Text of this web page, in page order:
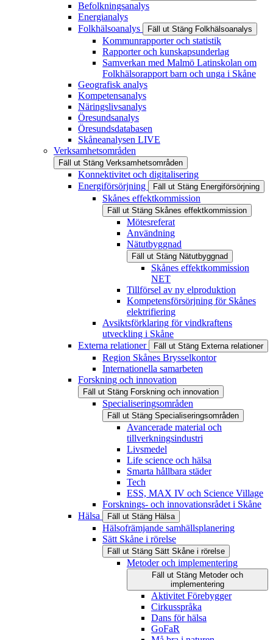
Befolkningsanalys
Energianalys
Folkhälsoanalys
Fäll ut Stäng Folkhälsoanalys
Kommunrapporter och statistik
Rapporter och kunskapsunderlag
Samverkan med Malmö Latinskolan om
Folkhälsorapport barn och unga i Skåne
Geografisk analys
Kompetensanalys
Näringslivsanalys
Öresundsanalys
Öresundsdatabasen
Skåneanalysen LIVE
Verksamhetsområden
Fäll ut Stäng Verksamhetsområden
Konnektivitet och digitalisering
Energiförsörjning
Fäll ut Stäng Energiförsörjning
Skånes effektkommission
Fäll ut Stäng Skånes effektkommission
Mötesreferat
Användning
Nätutbyggnad
Fäll ut Stäng Nätutbyggnad
Skånes effektkommission
NET
Tillförsel av ny elproduktion
Kompetensförsörjning för Skånes
elektrifiering
Avsiktsförklaring för vindkraftens
utveckling i Skåne
Externa relationer
Fäll ut Stäng Externa relationer
Region Skånes Brysselkontor
Internationella samarbeten
Forskning och innovation
Fäll ut Stäng Forskning och innovation
Specialiseringsområden
Fäll ut Stäng Specialiseringsområden
Avancerade material och
tillverkningsindustri
Livsmedel
Life science och hälsa
Smarta hållbara städer
Tech
ESS, MAX IV och Science Village
Forsknings- och innovationsrådet i Skåne
Hälsa
Fäll ut Stäng Hälsa
Hälsofrämjande samhällsplanering
Sätt Skåne i rörelse
Fäll ut Stäng Sätt Skåne i rörelse
Metoder och implementering
Fäll ut Stäng Metoder och
implementering
Aktivitet Förebygger
Cirkusspråka
Dans för hälsa
GoFaR